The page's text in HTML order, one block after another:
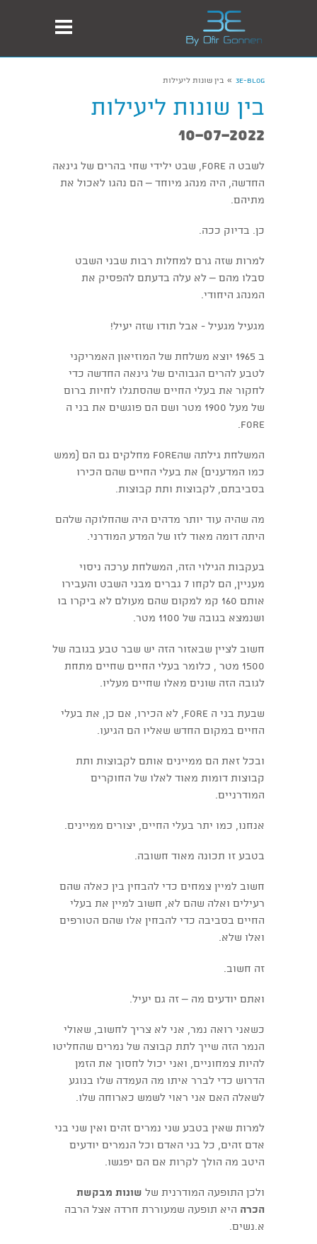
3E-Blog
» בין שונות ליעילות
בין שונות ליעילות
10-07-2022
לשבט ה FORE, שבט ילידי שחי בהרים של גינאה
החדשה, היה מנהג מיוחד – הם נהגו לאכול את
מתיהם.
כן. בדיוק ככה.
למרות שזה גרם למחלות רבות שבני השבט
סבלו מהם – לא עלה בדעתם להפסיק את
המנהג היחודי.
מגעיל מגעיל - אבל תודו שזה יעיל!
ב 1965 יוצא משלחת של המוזיאון האמריקני
לטבע להרים הגבוהים של גינאה החדשה כדי
לחקור את בעלי החיים שהסתגלו לחיות ברום
של מעל 1900 מטר ושם הם פוגשים את בני ה
FORE.
המשלחת גילתה שהFORE מחלקים גם הם (ממש
כמו המדענים) את בעלי החיים שהם הכירו
בסביבתם, לקבוצות ותת קבוצות.
מה שהיה עוד יותר מדהים היה שהחלוקה שלהם
היתה דומה מאוד לזו של המדע המודרני.
בעקבות הגילוי הזה, המשלחת ערכה ניסוי
מעניין, הם לקחו 7 גברים מבני השבט והעבירו
אותם 160 קמ למקום שהם מעולם לא ביקרו בו
ושנמצא בגובה של 1100 מטר.
חשוב לציין שבאזור הזה יש שבר טבע בגובה של
1500 מטר , כלומר בעלי החיים שחיים מתחת
לגובה הזה שונים מאלו שחיים מעליו.
שבעת בני ה FORE, לא הכירו, אם כן, את בעלי
החיים במקום החדש שאליו הם הגיעו.
ובכל זאת הם ממיינים אותם לקבוצות ותת
קבוצות דומות מאוד לאלו של החוקרים
המודרניים.
אנחנו, כמו יתר בעלי החיים, יצורים ממיינים.
בטבע זו תכונה מאוד חשובה.
חשוב למיין צמחים כדי להבחין בין כאלה שהם
רעילים ואלה שהם לא, חשוב למיין את בעלי
החיים בסביבה כדי להבחין אלו שהם הטורפים
ואלו שלא.
זה חשוב.
ואתם יודעים מה – זה גם יעיל.
כשאני רואה נמר, אני לא צריך לחשוב, שאולי
הנמר הזה שייך לתת קבוצה של נמרים שהחליטו
להיות צמחוניים, ואני יכול לחסוך את הזמן
הדרוש כדי לברר איתו מה העמדה שלו בנוגע
לשאלה האם אני ראוי לשמש כארוחה שלו.
למרות שאין בטבע שני נמרים זהים ואין שני בני
אדם זהים, כל בני האדם וכל הנמרים יודעים
היטב מה הולך לקרות אם הם יפגשו.
ולכן התופעה המודרנית של שונות מבקשת
הכרה היא תופעה שמעוררת חרדה אצל הרבה
א.נשים.